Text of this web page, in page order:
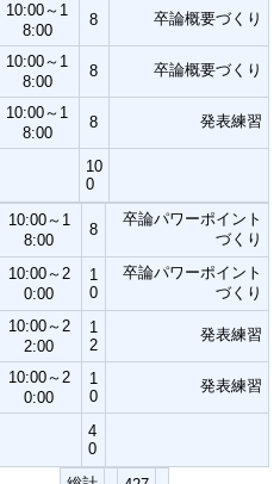
10:00～1
8:00
8 卒論概要づくり
10:00～1
8:00
8 卒論概要づくり
10:00～1
8:00
8 発表練習
10
0
10:00～1
8:00
8
卒論パワーポイント
づくり
10:00～2
0:00
1
0
卒論パワーポイント
づくり
10:00～2
2:00
1
2
発表練習
10:00～2
0:00
1
0
発表練習
4
0